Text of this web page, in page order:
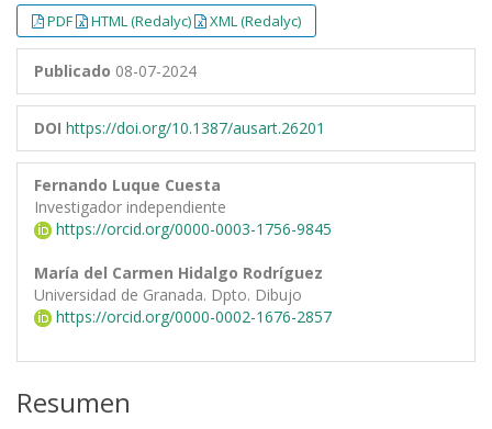
PDF HTML (Redalyc) XML (Redalyc)
Publicado 08-07-2024
DOI https://doi.org/10.1387/ausart.26201
Fernando Luque Cuesta
Investigador independiente
https://orcid.org/0000-0003-1756-9845
María del Carmen Hidalgo Rodríguez
Universidad de Granada. Dpto. Dibujo
https://orcid.org/0000-0002-1676-2857
Resumen